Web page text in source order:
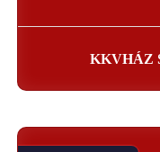
KKVHÁZ